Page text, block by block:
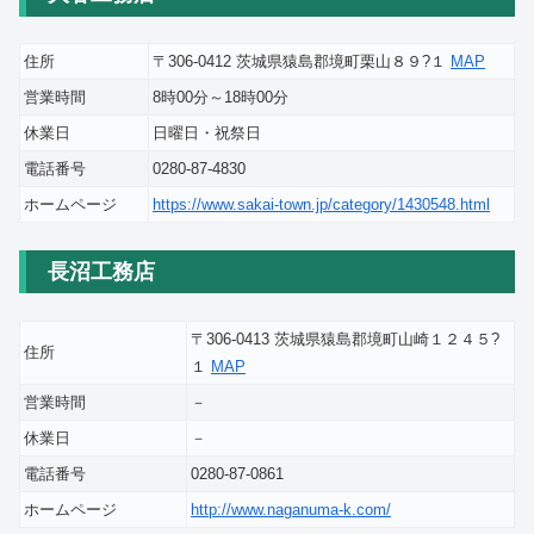
住所 〒306-0412 茨城県猿島郡境町栗山８９?１ MAP
営業時間
8時00分～18時00分
休業日
日曜日・祝祭日
電話番号
0280-87-4830
ホームページ
https://www.sakai-town.jp/category/1430548.html
長沼工務店
住所
〒306-0413 茨城県猿島郡境町山崎１２４５?
１ MAP
営業時間
－
休業日
－
電話番号
0280-87-0861
ホームページ
http://www.naganuma-k.com/